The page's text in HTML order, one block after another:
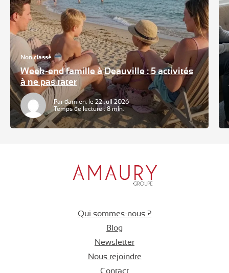
Non classé
Week-end famille à Deauville : 5 activités
à ne pas rater
Par damien, le 22 Juil 2026
Temps de lecture : 8 min.
Qui sommes-nous ?
Blog
Newsletter
Nous rejoindre
Contact